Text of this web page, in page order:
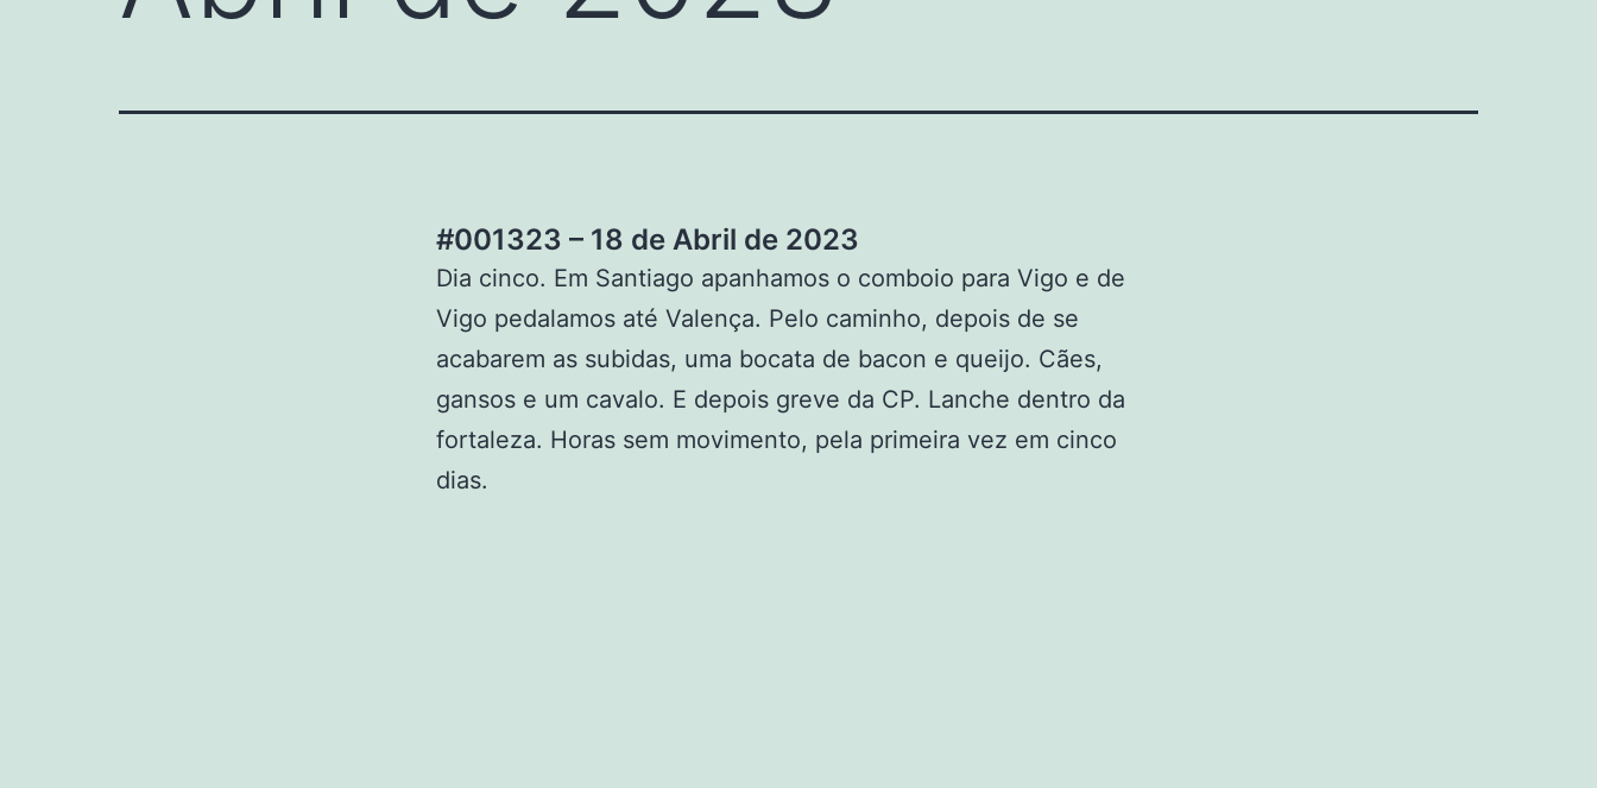
#001323 – 18 de Abril de 2023
Dia cinco. Em Santiago apanhamos o comboio para Vigo e de
Vigo pedalamos até Valença. Pelo caminho, depois de se
acabarem as subidas, uma bocata de bacon e queijo. Cães,
gansos e um cavalo. E depois greve da CP. Lanche dentro da
fortaleza. Horas sem movimento, pela primeira vez em cinco
dias.